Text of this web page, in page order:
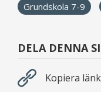
Grundskola 7-9
DELA DENNA
Kopiera länk